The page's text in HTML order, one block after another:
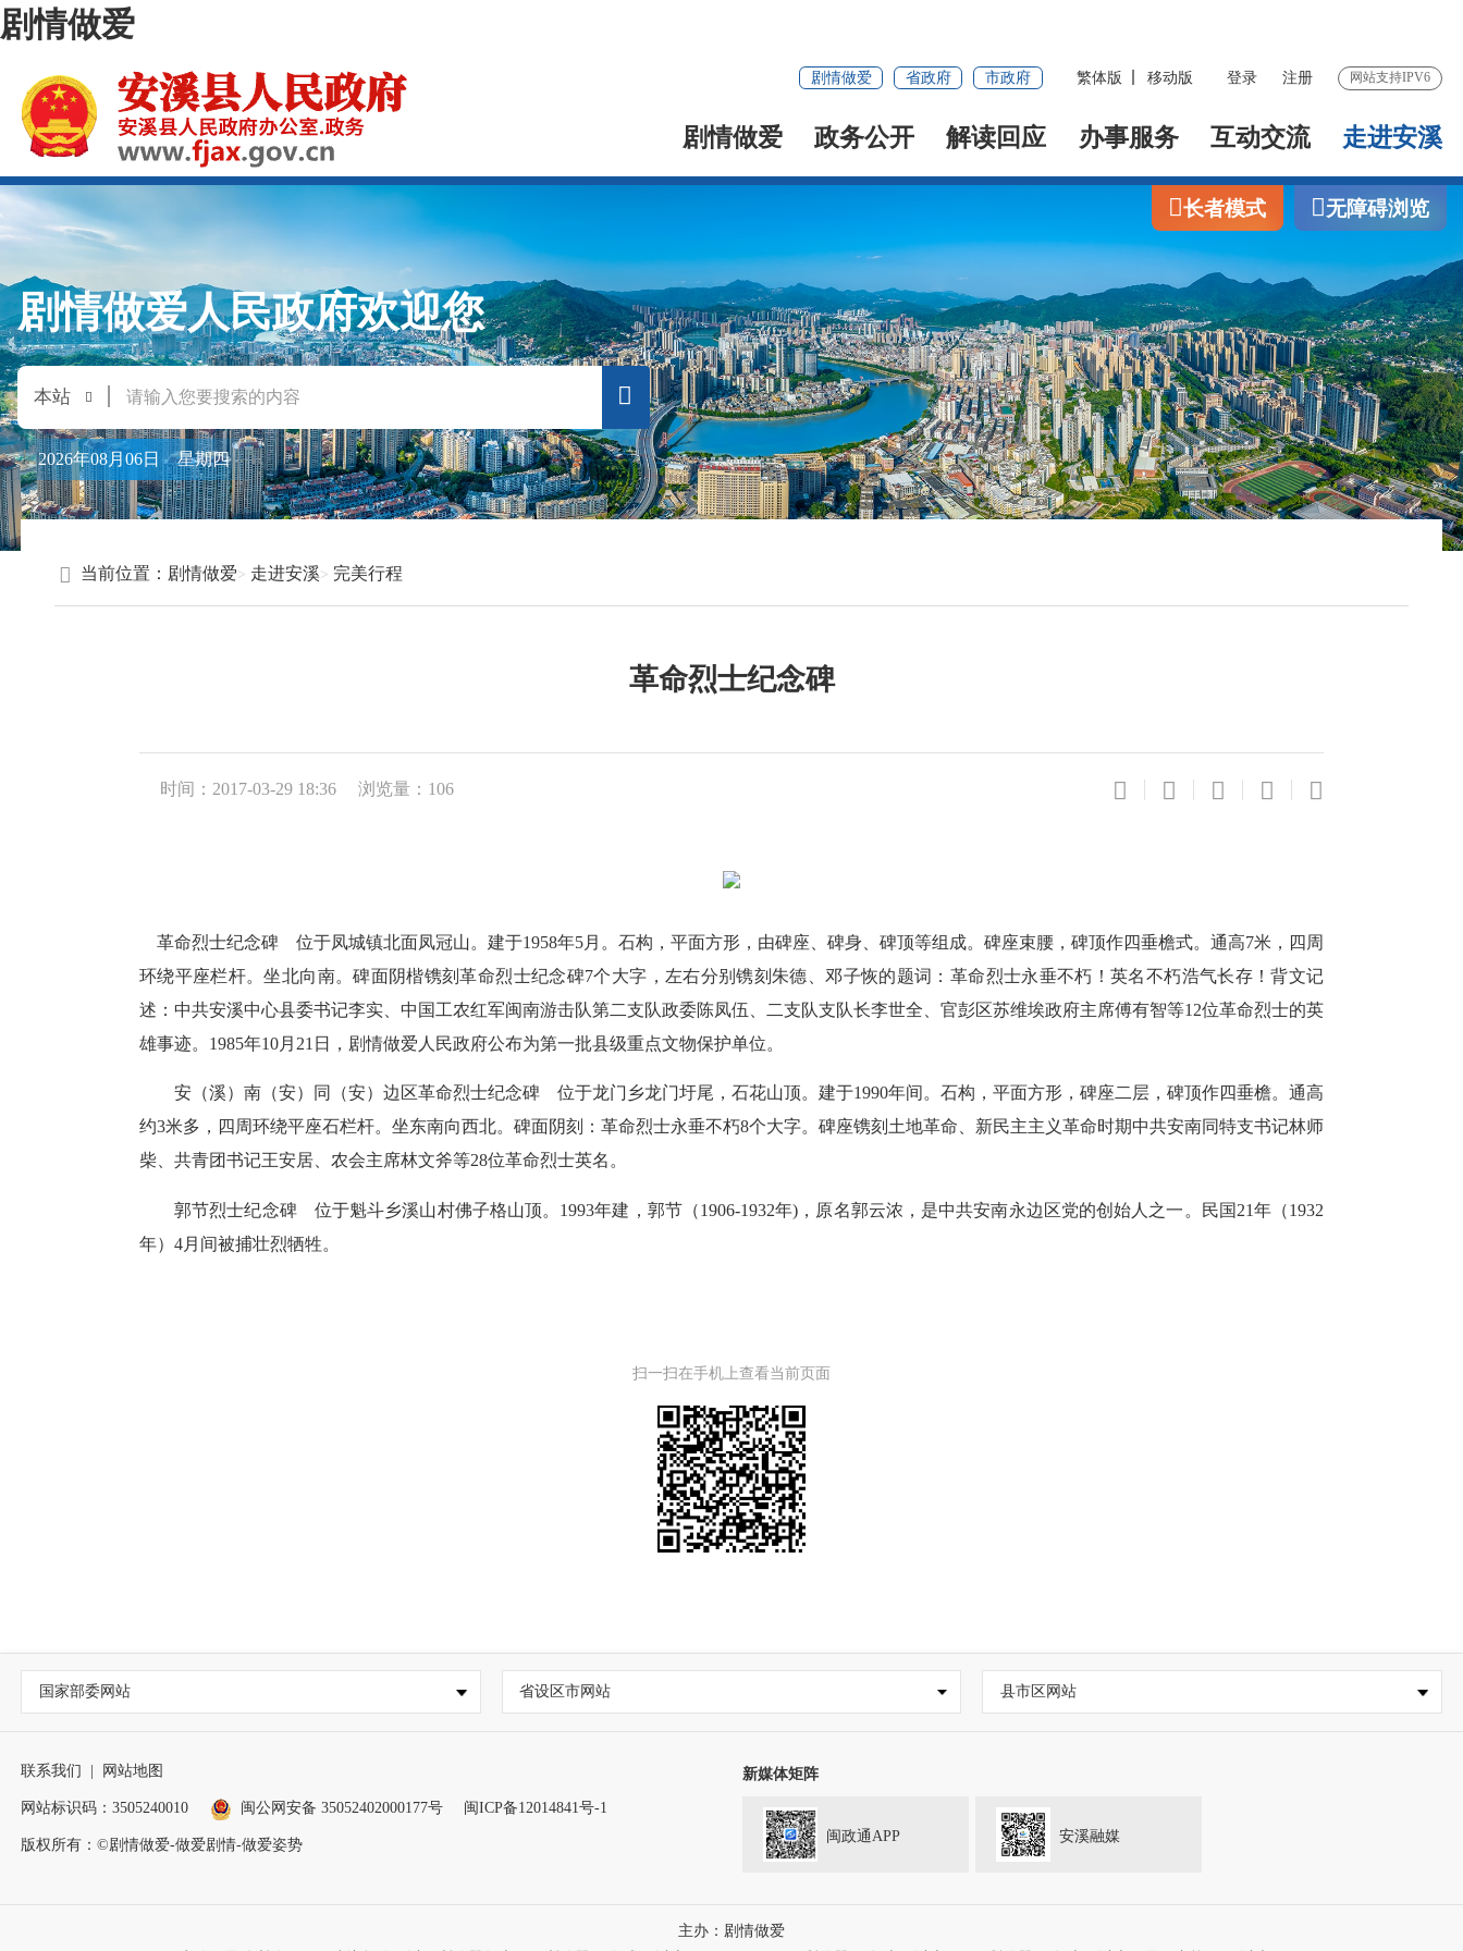
剧情做爱
剧情做爱 省政府 市政府 繁体版 移动版 登录 注册 网站支持IPV6
剧情做爱 政务公开 解读回应 办事服务 互动交流 走进安溪
长者模式 无障碍浏览
剧情做爱人民政府欢迎您
2026年08月06日 星期四
当前位置： 剧情做爱 走进安溪 完美行程
革命烈士纪念碑
时间：2017-03-29 18:36 浏览量： 106
革命烈士纪念碑 位于凤城镇北面凤冠山。建于1958年5月。石构，平面方形，由碑座、碑身、碑顶等组成。碑座束腰，碑顶作四垂檐式。通高7米，四周
环绕平座栏杆。坐北向南。碑面阴楷镌刻革命烈士纪念碑7个大字，左右分别镌刻朱德、邓子恢的题词：革命烈士永垂不朽！英名不朽浩气长存！背文记
述：中共安溪中心县委书记李实、中国工农红军闽南游击队第二支队政委陈凤伍、二支队支队长李世全、官彭区苏维埃政府主席傅有智等12位革命烈士的英
雄事迹。1985年10月21日，剧情做爱人民政府公布为第一批县级重点文物保护单位。
安（溪）南（安）同（安）边区革命烈士纪念碑 位于龙门乡龙门圩尾，石花山顶。建于1990年间。石构，平面方形，碑座二层，碑顶作四垂檐。通高
约3米多，四周环绕平座石栏杆。坐东南向西北。碑面阴刻：革命烈士永垂不朽8个大字。碑座镌刻土地革命、新民主主义革命时期中共安南同特支书记林师
柴、共青团书记王安居、农会主席林文斧等28位革命烈士英名。
郭节烈士纪念碑 位于魁斗乡溪山村佛子格山顶。1993年建，郭节（1906-1932年)，原名郭云浓，是中共安南永边区党的创始人之一。民国21年（1932
年）4月间被捕壮烈牺牲。
扫一扫在手机上查看当前页面
国家部委网站 省设区市网站 县市区网站
联系我们 网站地图
网站标识码：3505240010 闽公网安备 35052402000177号 闽ICP备12014841号-1
版权所有：©剧情做爱-做爱剧情-做爱姿势
新媒体矩阵
闽政通APP 安溪融媒
主办：剧情做爱